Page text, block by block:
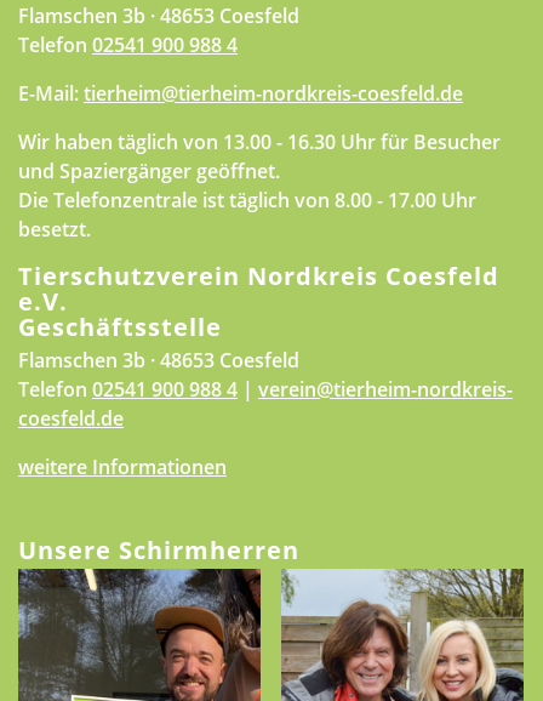
Flamschen 3b · 48653 Coesfeld
Telefon 02541 900 988 4
E-Mail:tierheim@tierheim-nordkreis-coesfeld.de
Wir haben täglich von 13.00 - 16.30 Uhr für Besucher
und Spaziergänger geöffnet.
Die Telefonzentrale ist täglich von 8.00 - 17.00 Uhr
besetzt.
Tierschutzverein Nordkreis Coesfeld
e.V.
Geschäftsstelle
Flamschen 3b · 48653 Coesfeld
Telefon 02541 900 988 4 | verein@tierheim-nordkreis-
coesfeld.de
weitere Informationen
Unsere Schirmherren